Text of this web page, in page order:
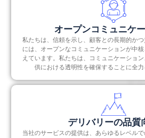
オープンコミュニケ
私たちは、信頼を示し、顧客との長期的か
には、オープンなコミュニケーションが中
えています。私たちは、コミュニケーショ
供における透明性を確保することに全力
デリバリーの品質
当社のサービスの提供は、あらゆるレベル